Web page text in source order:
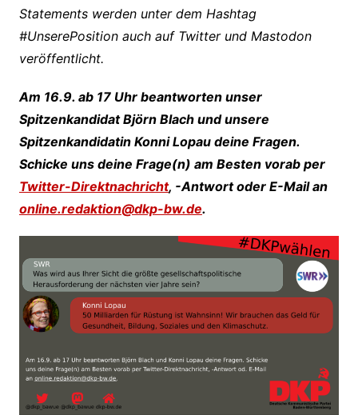
Statements werden unter dem Hashtag
#UnserePosition auch auf Twitter und Mastodon
veröffentlicht.
Am 16.9. ab 17 Uhr beantworten unser
Spitzenkandidat Björn Blach und unsere
Spitzenkandidatin Konni Lopau deine Fragen.
Schicke uns deine Frage(n) am Besten vorab per
Twitter-Direktnachricht, -Antwort oder E-Mail an
online.redaktion@dkp-bw.de.